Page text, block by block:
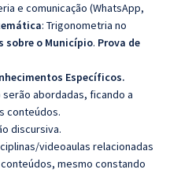
e comunicação (WhatsApp,
: Trigonometria no
sobre o Município. Prova de
Específicos.
abordadas, ficando a
conteúdos.
discursiva.
videoaulas relacionadas
mesmo constando